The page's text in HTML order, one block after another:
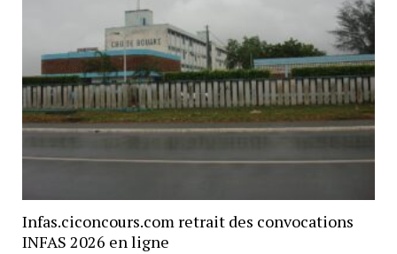
Infas.ciconcours.com retrait des convocations
INFAS 2026 en ligne